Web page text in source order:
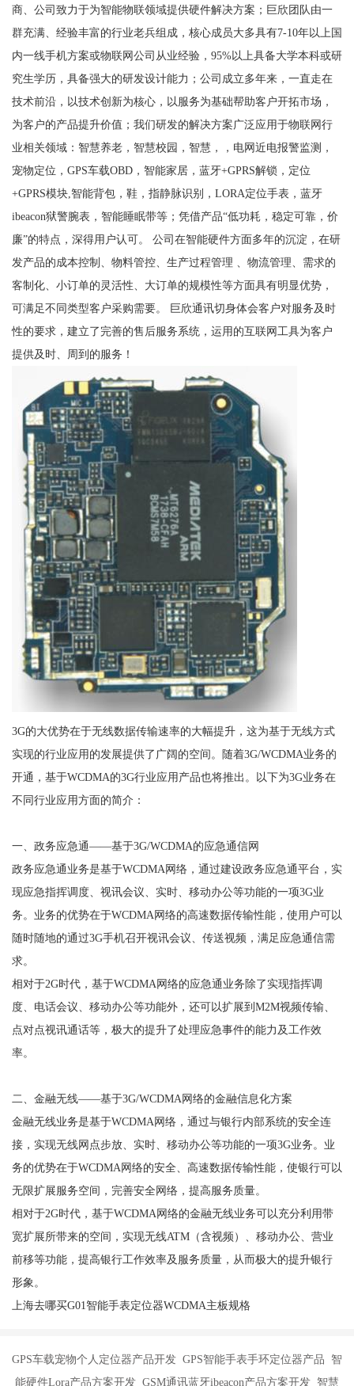
商、公司致力于为智能物联领域提供硬件解决方案；巨欣团队由一
群充满、经验丰富的行业老兵组成，核心成员大多具有7-10年以上国
内一线手机方案或物联网公司从业经验，95%以上具备大学本科或研
究生学历，具备强大的研发设计能力；公司成立多年来，一直走在
技术前沿，以技术创新为核心，以服务为基础帮助客户开拓市场，
为客户的产品提升价值；我们研发的解决方案广泛应用于物联网行
业相关领域：智慧养老，智慧校园，智慧，，电网近电报警监测，
宠物定位，GPS车载OBD，智能家居，蓝牙+GPRS解锁，定位
+GPRS模块,智能背包，鞋，指静脉识别，LORA定位手表，蓝牙
ibeacon狱警腕表，智能睡眠带等；凭借产品“低功耗，稳定可靠，价
廉”的特点，深得用户认可。 公司在智能硬件方面多年的沉淀，在研
发产品的成本控制、物料管控、生产过程管理 、物流管理、需求的
客制化、小订单的灵活性、大订单的规模性等方面具有明显优势，
可满足不同类型客户采购需要。 巨欣通讯切身体会客户对服务及时
性的要求，建立了完善的售后服务系统，运用的互联网工具为客户
提供及时、周到的服务！
3G的大优势在于无线数据传输速率的大幅提升，这为基于无线方式
实现的行业应用的发展提供了广阔的空间。随着3G/WCDMA业务的
开通，基于WCDMA的3G行业应用产品也将推出。以下为3G业务在
不同行业应用方面的简介：
一、政务应急通——基于3G/WCDMA的应急通信网
政务应急通业务是基于WCDMA网络，通过建设政务应急通平台，实
现应急指挥调度、视讯会议、实时、移动办公等功能的一项3G业
务。业务的优势在于WCDMA网络的高速数据传输性能，使用户可以
随时随地的通过3G手机召开视讯会议、传送视频，满足应急通信需
求。
相对于2G时代，基于WCDMA网络的应急通业务除了实现指挥调
度、电话会议、移动办公等功能外，还可以扩展到M2M视频传输、
点对点视讯通话等，极大的提升了处理应急事件的能力及工作效
率。
二、金融无线——基于3G/WCDMA网络的金融信息化方案
金融无线业务是基于WCDMA网络，通过与银行内部系统的安全连
接，实现无线网点步放、实时、移动办公等功能的一项3G业务。业
务的优势在于WCDMA网络的安全、高速数据传输性能，使银行可以
无限扩展服务空间，完善安全网络，提高服务质量。
相对于2G时代，基于WCDMA网络的金融无线业务可以充分利用带
宽扩展所带来的空间，实现无线ATM（含视频）、移动办公、营业
前移等功能，提高银行工作效率及服务质量，从而极大的提升银行
形象。
上海去哪买G01智能手表定位器WCDMA主板规格
GPS车载宠物个人定位器产品开发 GPS智能手表手环定位器产品 智
能硬件Lora产品方案开发 GSM通讯蓝牙ibeacon产品方案开发 智慧